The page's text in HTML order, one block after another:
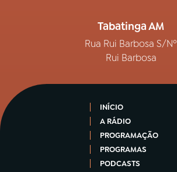
Tabatinga AM
Rua Rui Barbosa S/Nº
Rui Barbosa
INÍCIO
A RÁDIO
PROGRAMAÇÃO
PROGRAMAS
PODCASTS